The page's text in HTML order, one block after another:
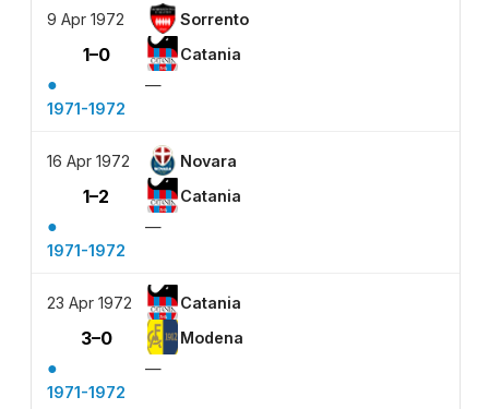
9 Apr 1972 Sorrento
1–0 Catania
●
—
1971-1972
16 Apr 1972 Novara
1–2 Catania
●
—
1971-1972
23 Apr 1972 Catania
3–0 Modena
●
—
1971-1972